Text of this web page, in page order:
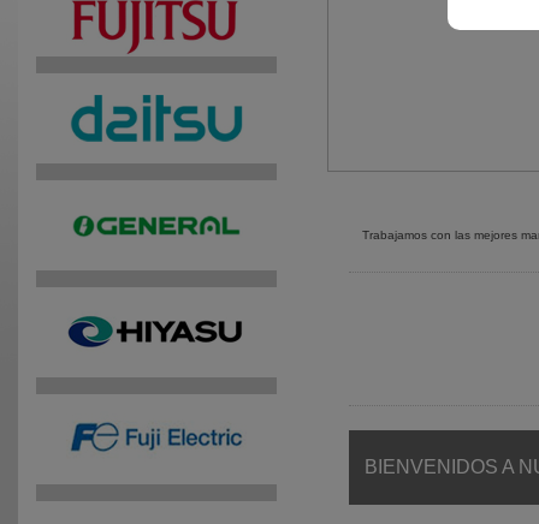
Trabajamos con las mejores
BIENVENIDOS A